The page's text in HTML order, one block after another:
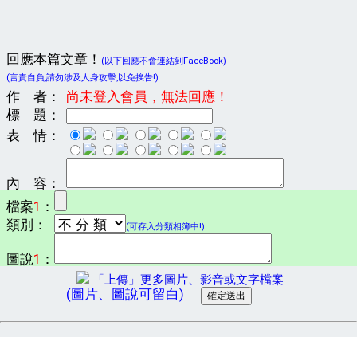
回應本篇文章！
(以下回應不會連結到FaceBook)
(言責自負,請勿涉及人身攻擊,以免挨告!)
作 者：
尚未登入會員，無法回應！
標 題：
表 情：
內 容：
檔案1 ：
類別：
(可存入分類相簿中!)
圖說1 ：
「上傳」更多圖片、影音或文字檔案
(圖片、圖說可留白)